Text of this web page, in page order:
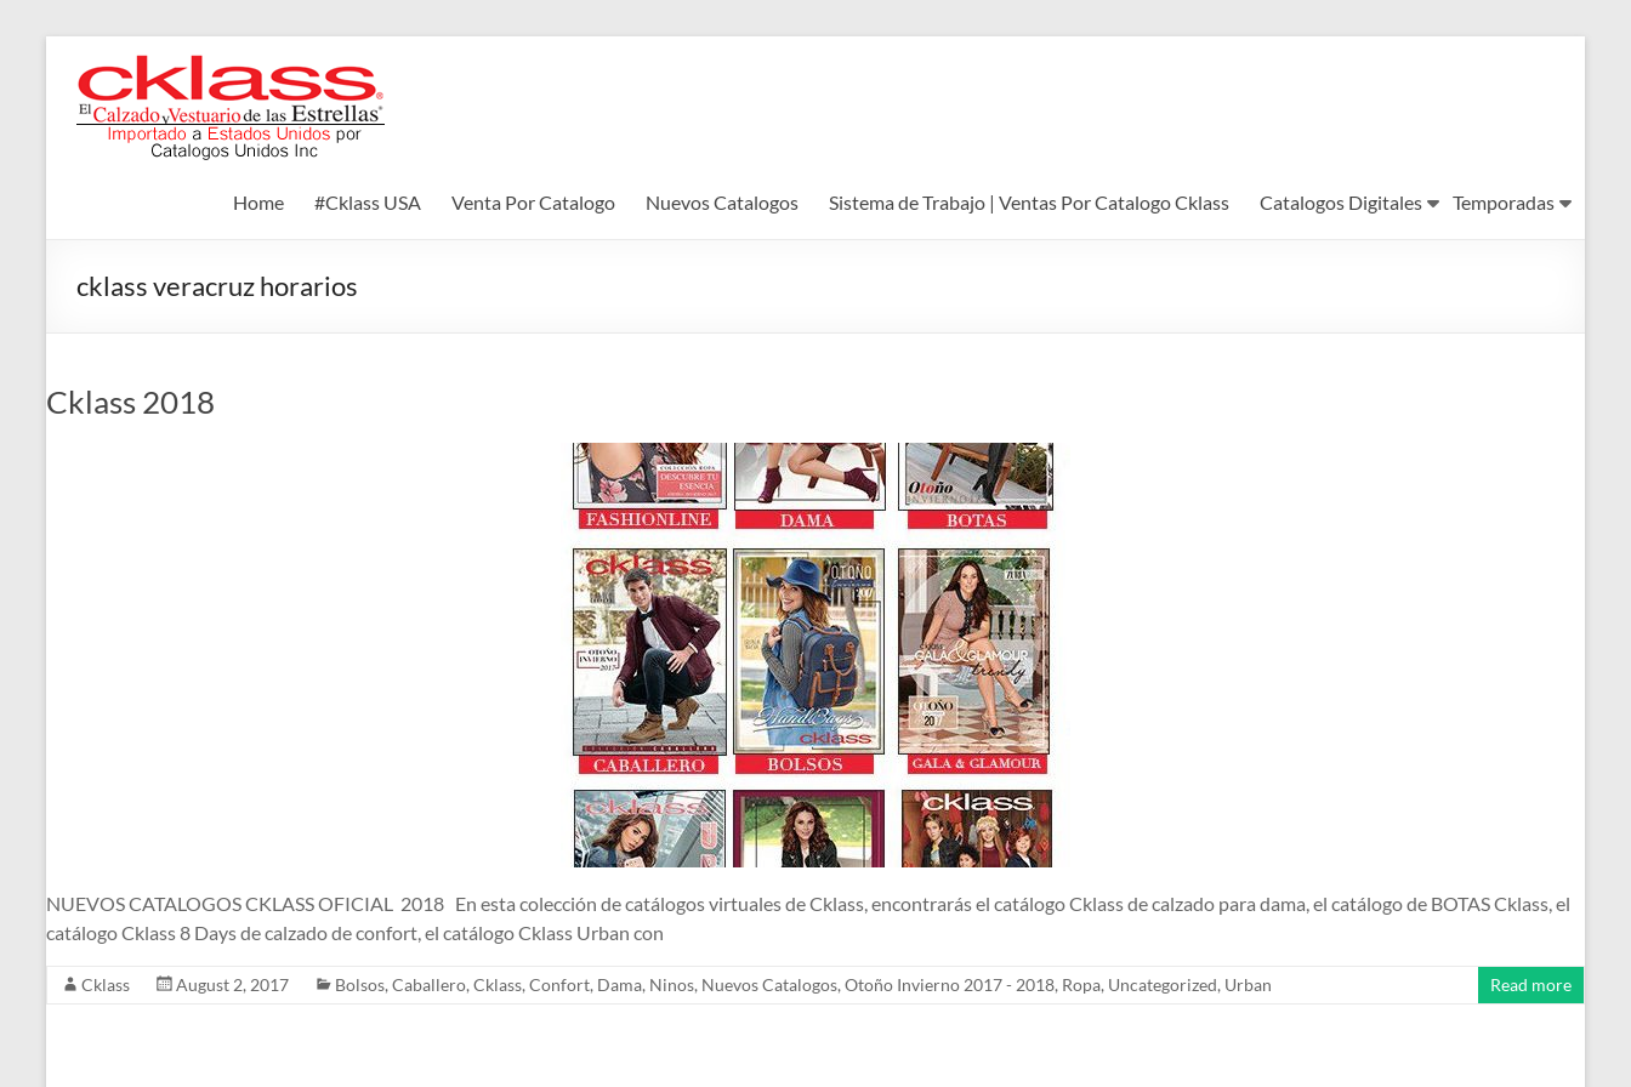
content
Cklass
El
las
Home #Cklass USA Venta Por Catalogo Nuevos Catalogos Sistema de Trabajo | Ventas Por Catalogo Cklass Catalogos Digitales Temporadas
cklass veracruz horarios
Cklass 2018
NUEVOS CATALOGOS CKLASS OFICIAL 2018 En esta colección de catálogos virtuales de Cklass, encontrarás el catálogo Cklass de calzado para dama, el catálogo de BOTAS Cklass, el
catálogo Cklass 8 Days de calzado de confort, el catálogo Cklass Urban con
Cklass August 2, 2017 Bolsos, Caballero, Cklass, Confort, Dama, Ninos, Nuevos Catalogos, Otoño Invierno 2017 - 2018, Ropa, Uncategorized, Urban Read more